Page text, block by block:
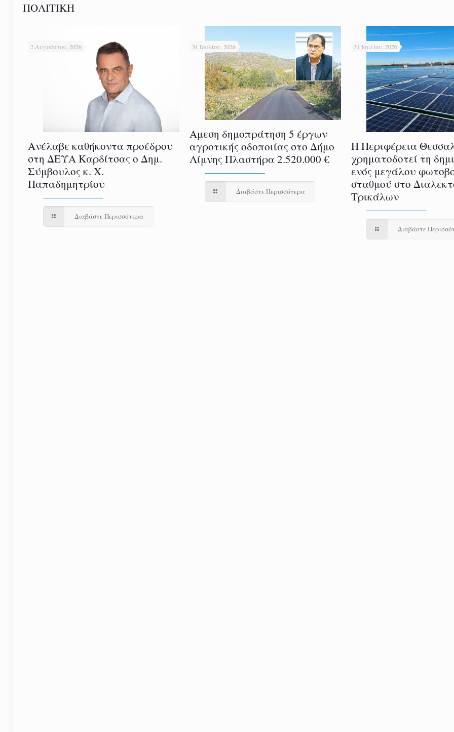
ΠΟΛΙΤΙΚΗ
2 Αυγούστου, 2026
Ανέλαβε καθήκοντα προέδρου
στη ΔΕΥΑ Καρδίτσας ο Δημ.
Σύμβουλος κ. Χ.
Παπαδημητρίου
Διαβάστε Περισσότερα
31 Ιουλίου, 2026
Αμεση δημοπράτηση 5 έργων
αγροτικής οδοποιίας στο Δήμο
Λίμνης Πλαστήρα 2.520.000 €
Διαβάστε Περισσότερα
31 Ιουλίου, 2026
H Περιφέρεια
χρηματοδοτεί τη
ενός μεγάλου
σταθμού στο
Τρικάλων
Διαβάστε